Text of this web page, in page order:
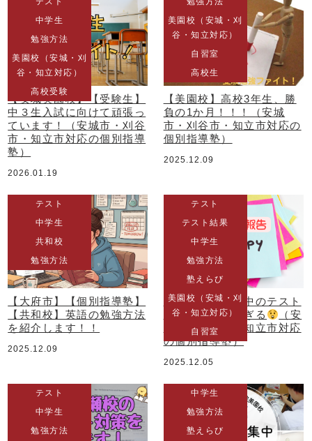
中学生
勉強方法
美園校（安城・刈
谷・知立対応）
高校受験
【安城美園校】【受験生】
中３生入試に向けて頑張っ
ています！（安城市・刈谷
市・知立市対応の個別指導
塾）
2026.01.19
美園校（安城・刈
谷・知立対応）
自習室
高校生
【美園校】高校3年生、勝
負の1か月！！！（安城
市・刈谷市・知立市対応の
個別指導塾）
2025.12.09
テスト
中学生
共和校
勉強方法
【大府市】【個別指導塾】
【共和校】英語の勉強方法
を紹介します！！
2025.12.09
テスト
テスト結果
中学生
勉強方法
塾えらび
美園校（安城・刈
谷・知立対応）
自習室
【美園校】朝日中のテスト
の成績がスゴすぎる
（安
城市・刈谷市・知立市対応
の個別指導塾）
2025.12.05
テスト
中学生
勉強方法
中学生
勉強方法
塾えらび